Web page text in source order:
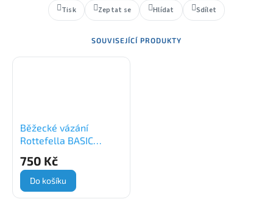
Tisk Zeptat se Hlídat Sdílet
SOUVISEJÍCÍ PRODUKTY
Běžecké vázání
Rottefella BASIC
750 Kč
Do košíku